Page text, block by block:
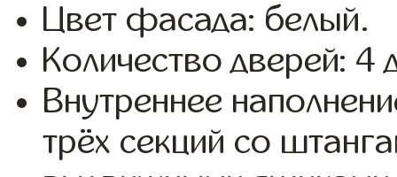
Цвет фасада: белый.
Количество дверей: 4
Внутреннее
трёх секций со